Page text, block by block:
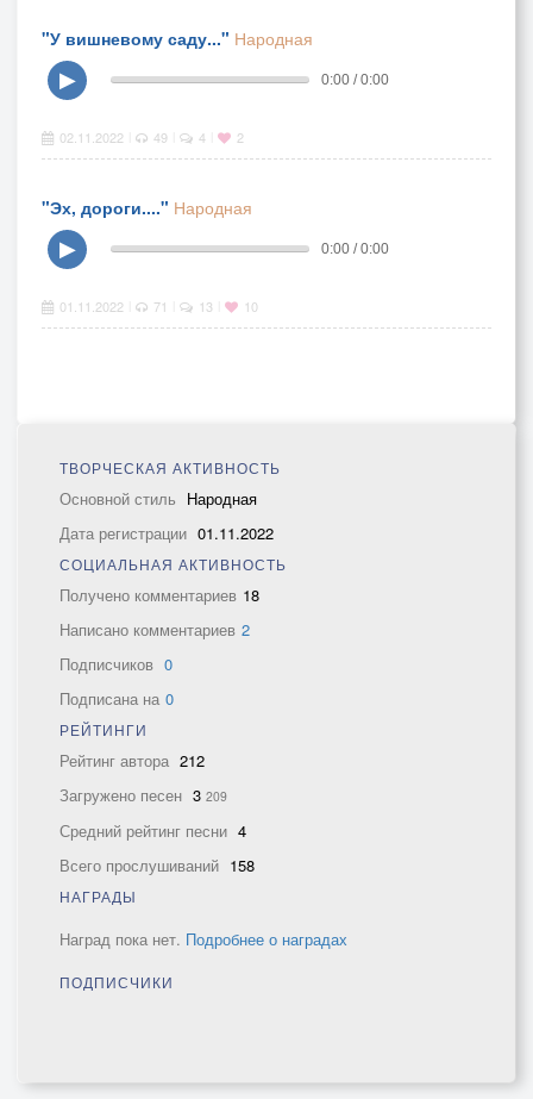
"У вишневому саду..." Народная
▶
0:00 / 0:00
02.11.2022 49 4 2
"Эх, дороги...." Народная
▶
0:00 / 0:00
01.11.2022 71 13 10
ТВОРЧЕСКАЯ АКТИВНОСТЬ
Основной стиль Народная
Дата регистрации 01.11.2022
СОЦИАЛЬНАЯ АКТИВНОСТЬ
Получено комментариев 18
Написано комментариев 2
Подписчиков 0
Подписана на 0
РЕЙТИНГИ
Рейтинг автора 212
Загружено песен 3 209
Средний рейтинг песни 4
Всего прослушиваний 158
НАГРАДЫ
Наград пока нет. Подробнее о наградах
ПОДПИСЧИКИ